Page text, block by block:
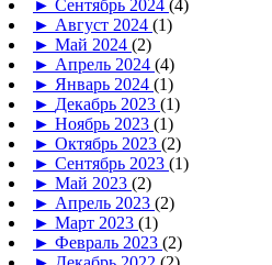
► Сентябрь 2024 (4)
► Август 2024 (1)
► Май 2024 (2)
► Апрель 2024 (4)
► Январь 2024 (1)
► Декабрь 2023 (1)
► Ноябрь 2023 (1)
► Октябрь 2023 (2)
► Сентябрь 2023 (1)
► Май 2023 (2)
► Апрель 2023 (2)
► Март 2023 (1)
► Февраль 2023 (2)